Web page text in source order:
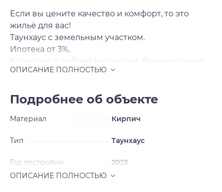
Если вы цените качество и комфорт, то это
жильё для вас!
Таунхаус с земельным участком.
Ипотека от 3%,
Комиссия 0 рублей (экскурсия, бронирование,
получение ипотечного решения, оформление
Ключи в день сделки.
Жилье соответствует всем современным
стандартам качества и безопасности, где вы
бытовых мелочах.
из:
кухня-гостиная, две спальни, и два сан. узла.
Подробнее об объекте
Материал Кирпич
Тип Таунхаус
Год постройки 2023